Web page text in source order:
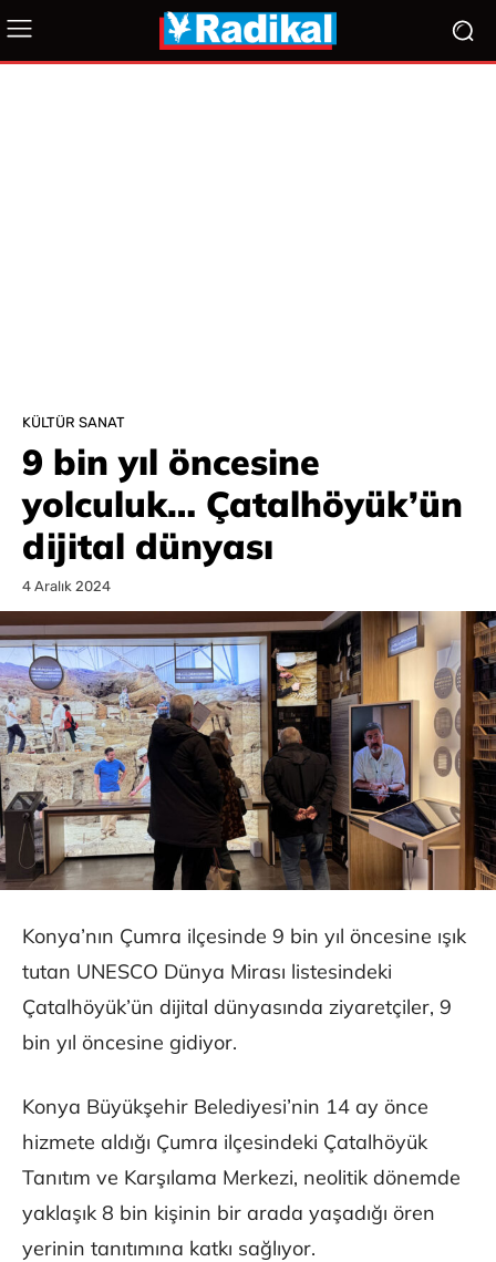
KÜLTÜR SANAT
9 bin yıl öncesine
yolculuk… Çatalhöyük’ün
dijital dünyası
4 Aralık 2024
Konya’nın Çumra ilçesinde 9 bin yıl öncesine ışık
tutan UNESCO Dünya Mirası listesindeki
Çatalhöyük’ün dijital dünyasında ziyaretçiler, 9
bin yıl öncesine gidiyor.
Konya Büyükşehir Belediyesi’nin 14 ay önce
hizmete aldığı Çumra ilçesindeki Çatalhöyük
Tanıtım ve Karşılama Merkezi, neolitik dönemde
yaklaşık 8 bin kişinin bir arada yaşadığı ören
yerinin tanıtımına katkı sağlıyor.